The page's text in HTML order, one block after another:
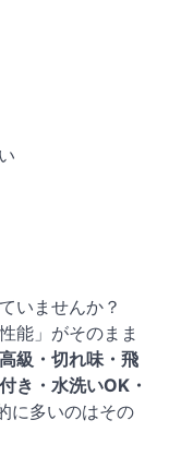
いませんか？
能」がそのまま
高級・切れ味・飛
き・水洗いOK・
に多いのはその